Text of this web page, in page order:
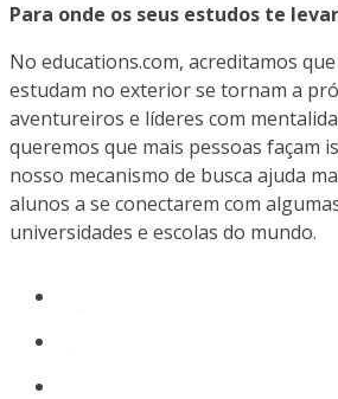
Para onde os seus estudos te
No educations.com, acreditamos
estudam no exterior se tornam a
aventureiros e líderes com
queremos que mais pessoas façam
nosso mecanismo de busca ajuda
alunos a se conectarem com
universidades e escolas do mundo.